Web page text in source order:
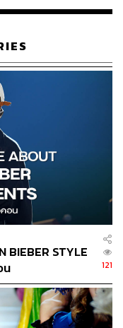
Gala
ธิการคัลเจอร์ สำนักข่าว
BIEBER STYLE
น
121